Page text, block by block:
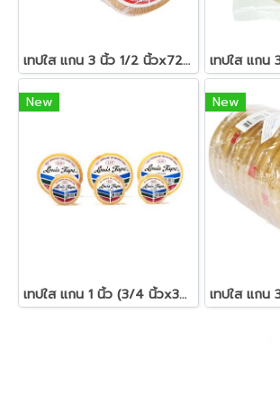
เทปใส แกน 3 นิ้ว 1/2 นิ้วx72 หลา หลุยส์
New
เทปใส แกน 1 นิ้ว (3/4 นิ้วx36 หลา) หลุยส์
New